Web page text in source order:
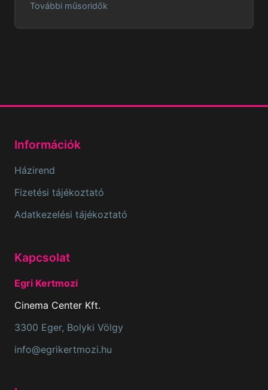
További műsoridők
Információk
Házirend
Fizetési tájékoztató
Adatkezelési tájékoztató
Kapcsolat
Egri Kertmozi
Cinema Center Kft.
3300 Eger, Bolyki Völgy
info@egrikertmozi.hu